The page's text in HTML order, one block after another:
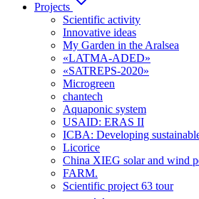
Projects
Scientific activity
Innovative ideas
My Garden in the Aralsea
«LATMA-ADED»
«SATREPS-2020»
Microgreen
chantech
Aquaponic system
USAID: ERAS II
ICBA: Developing
Licorice
China XIEG solar and wind
FARM.
Scientific project 63 tour